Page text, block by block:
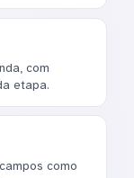
com
etapa.
como